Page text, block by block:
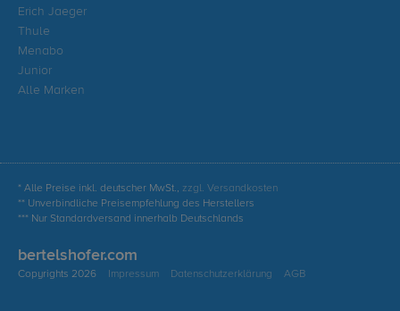
Erich Jaeger
Thule
Menabo
Junior
Alle Marken
* Alle Preise inkl. deutscher MwSt., zzgl. Versandkosten
** Unverbindliche Preisempfehlung des Herstellers
*** Nur Standardversand innerhalb Deutschlands
bertelshofer.com
Copyrights 2026 Impressum Datenschutzerklärung AGB